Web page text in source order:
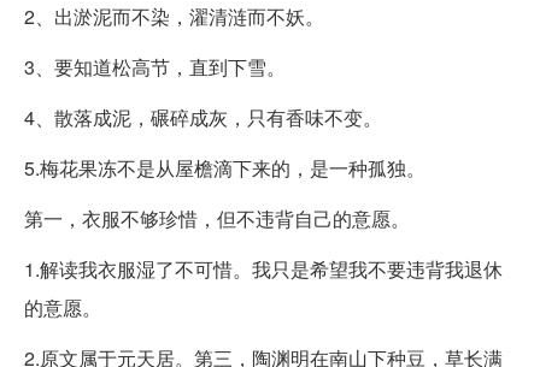
2、出淤泥而不染，濯清涟而不妖。
3、要知道松高节，直到下雪。
4、散落成泥，碾碎成灰，只有香味不变。
5.梅花果冻不是从屋檐滴下来的，是一种孤独。
第一，衣服不够珍惜，但不违背自己的意愿。
1.解读我衣服湿了不可惜。我只是希望我不要违背我退休
的意愿。
2.原文属于元天居。第三，陶渊明在南山下种豆，草长满